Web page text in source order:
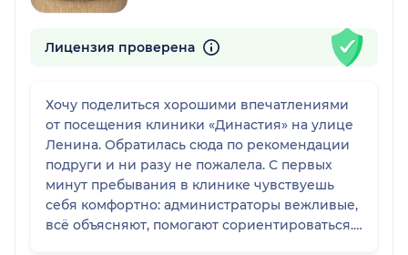
Лицензия проверена
Хочу поделиться хорошими впечатлениями
от посещения клиники «Династия» на улице
Ленина. Обратилась сюда по рекомендации
подруги и ни разу не пожалела. С первых
минут пребывания в клинике чувствуешь
себя комфортно: администраторы вежливые,
всё объясняют, помогают сориентироваться.